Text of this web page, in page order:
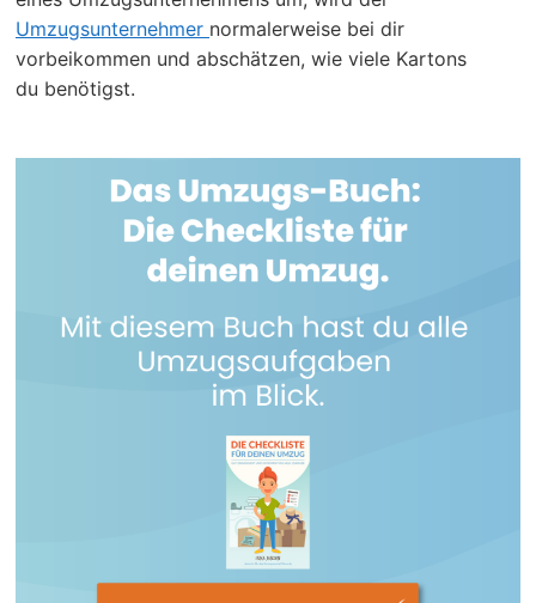
Umzugsunternehmer normalerweise bei dir
vorbeikommen und abschätzen, wie viele Kartons
du benötigst.